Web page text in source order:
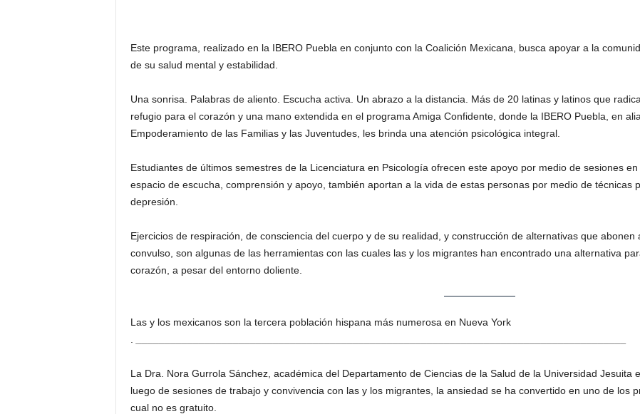
Este programa, realizado en la IBERO Puebla en conjunto con la Coalición Mexicana, busca apoyar a la
de su salud mental y estabilidad.
Una sonrisa. Palabras de aliento. Escucha activa. Un abrazo a la distancia. Más de 20 latinas y latinos que
refugio para el corazón y una mano extendida en el programa Amiga Confidente, donde la IBERO Puebla, en
Empoderamiento de las Familias y las Juventudes, les brinda una atención psicológica integral.
Estudiantes de últimos semestres de la Licenciatura en Psicología ofrecen este apoyo por medio de sesiones
espacio de escucha, comprensión y apoyo, también aportan a la vida de estas personas por medio de técnicas
depresión.
Ejercicios de respiración, de consciencia del cuerpo y de su realidad, y construcción de alternativas que
convulso, son algunas de las herramientas con las cuales las y los migrantes han encontrado una alternativa
corazón, a pesar del entorno doliente.
Las y los mexicanos son la tercera población hispana más numerosa en Nueva York
La Dra. Nora Gurrola Sánchez, académica del Departamento de Ciencias de la Salud de la Universidad Jesuita
luego de sesiones de trabajo y convivencia con las y los migrantes, la ansiedad se ha convertido en uno de los
cual no es gratuito.